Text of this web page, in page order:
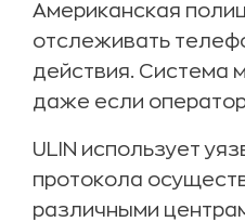
Американская
отслеживать
действия. Система
даже если
ULIN использует
протокола
различными